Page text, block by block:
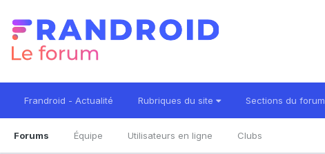
Frandroid - Actualité Rubriques du site Sections du forum
Forums Équipe Utilisateurs en ligne Clubs